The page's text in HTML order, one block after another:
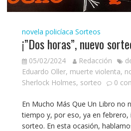
novela policíaca Sorteos
¡”Dos horas”, nuevo
05/02/2024 Redacción
Eduardo Oller, muerte violenta,
Sherlock Holmes, sorteo 0
En Mucho Más Que Un Libro no
tiempo y, por eso, ya en febrero,
sorteo. En esta ocasión,